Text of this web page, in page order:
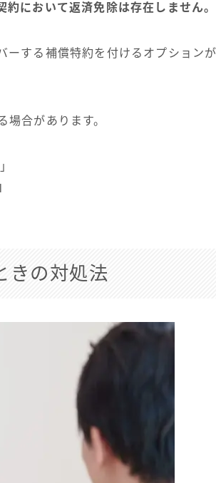
において返済免除は存在しません。
ーする補償特約を付けるオプションが
合があります。
きの対処法